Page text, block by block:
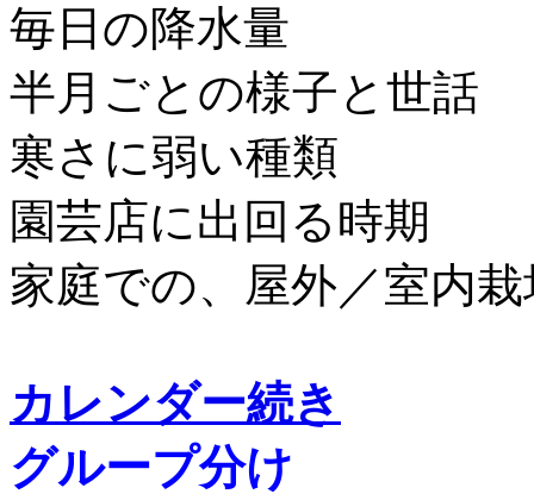
毎日の降水量
半月ごとの様子と世話
寒さに弱い種類
園芸店に出回る時期
家庭での、屋外／室内
カレンダー続き
グループ分け